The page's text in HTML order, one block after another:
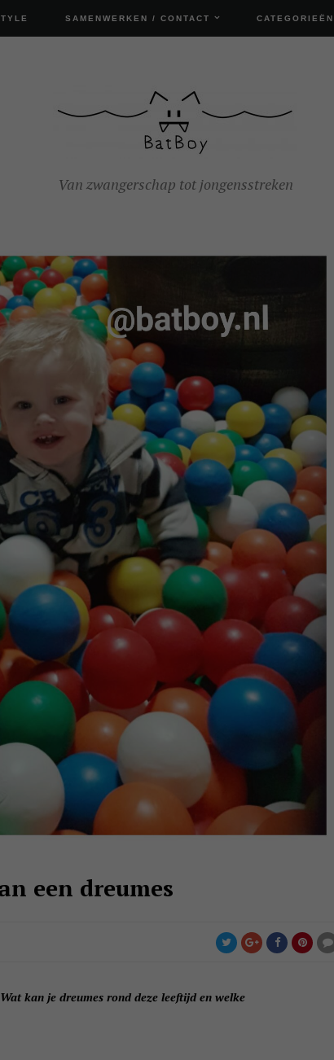
SAMENWERKEN / CONTACT
Van zwangerschap tot jongensstreken
een dreumes
kan je dreumes rond deze leeftijd en welke